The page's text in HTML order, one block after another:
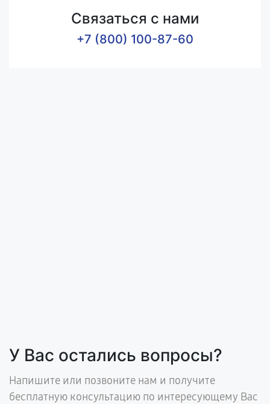
Связаться с нами
+7 (800) 100-87-60
У Вас остались вопросы?
Напишите или позвоните нам и получите
бесплатную консультацию по интересующему Вас